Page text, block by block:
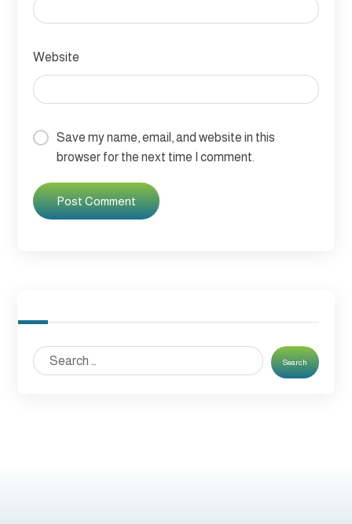
Website
Save my name, email, and website in this
browser for the next time I comment.
Post Comment
Search